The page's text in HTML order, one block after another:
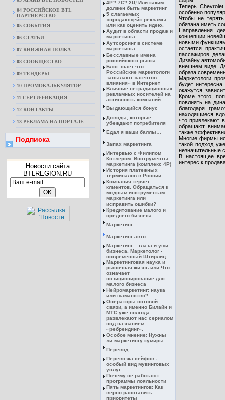
04 РОССИЙСКОЕ BTL
ПАРТНЕРСТВО
05 СОБЫТИЯ
06 СТАТЬИ
07 КНИЖНАЯ ПОЛКА
08 CООБЩЕСТВО
09 ТЕНДЕРЫ
10 ПРОМОКАЛЬКУЛЯТОР
11 СЕРТИФИКАЦИЯ
12 КОНТАКТЫ
13 РЕКЛАМА НА ПОРТАЛЕ
Подписка
Новости сайта
BTLREGION.RU
4Р? 7С? 2Ц! Или каким
должен быть маркетинг
5 слагаемых
«продающей» рекламы
или как оценить идею.
Аудит в области продаж и
маркетинга
Аутсорсинг в системе
маркетинга
Бесславные имена
российского рынка
Блог знает что.
Российские маркетологи
засылают «агентов
влияния» в Интернет
Влияние нетрадиционных
рекламных носителей на
активность компаний
Выдающийся бонус
Доводы, которые
убеждают потребителя
Едал я ваши баллы…
Запах маркетинга
Интервью с Филипом
Котлером. Инструменты
маркетинга (комплекс 4Р)
История платежных
терминалов в России
Компания теряет
клиентов. Обращаться к
модным инструментам
маркетинга или
исправить ошибки?
Кредитование малого и
среднего бизнеса
Маркетинг
Маркетинг авто
Маркетинг – глаза и уши
бизнеса. Маркетолог -
современный Штирлиц
Маркетинговая наука и
рыночная жизнь или Что
означает
позиционирование для
малого бизнеса
Нейромаркетинг: наука
или шаманство?
Операторы сотовой
связи, а именно Билайн и
МТС уже полгода
развлекают нас сериалом
под названием
«ребрендинг».
Особое мнение: Нужны
ли маркетингу кумиры
Перевод
Перевозка сейфов -
особый вид мувинговых
услуг
Почему не работают
программы лояльности
Пять маркетингов: Как
верно расставить
приоритеты
Теперь
особенно
Чтобы не
обязана иметь
Направления
концепции
новыми
остается
пассажиров,
Дизайну
внешнем виде.
образа
Маркетологи
будет
окажутся,
Кроме этого,
повлиять на
благодаря
находящиеся
что привлекают
обращают
также
Многие фирмы
такой подход
незначительные
В настоящее
интерес к